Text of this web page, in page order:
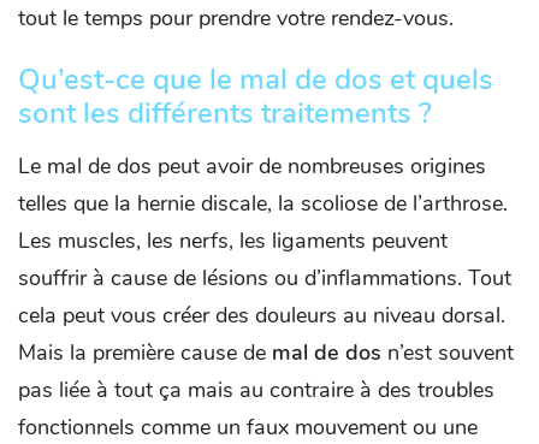
tout le temps pour prendre votre rendez-vous.
Qu’est-ce que le mal de dos et quels
sont les différents traitements ?
Le mal de dos peut avoir de nombreuses origines
telles que la hernie discale, la scoliose de l’arthrose.
Les muscles, les nerfs, les ligaments peuvent
souffrir à cause de lésions ou d’inflammations. Tout
cela peut vous créer des douleurs au niveau dorsal.
Mais la première cause de mal de dos n’est souvent
pas liée à tout ça mais au contraire à des troubles
fonctionnels comme un faux mouvement ou une